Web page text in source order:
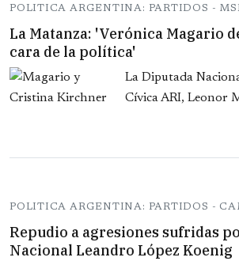
POLITICA ARGENTINA: PARTIDOS -
La Matanza: 'Verónica Magario
cara de la política'
La Diputada
Cívica ARI, Leonor
POLITICA ARGENTINA: PARTIDOS -
Repudio a agresiones sufridas
Nacional Leandro López Koenig